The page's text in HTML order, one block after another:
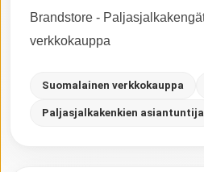
Brandstore -
verkkokauppa
Suomalainen verkkokauppa
Paljasjalkakenkien asiantuntija